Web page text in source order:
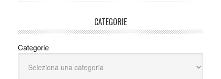
CATEGORIE
Categorie